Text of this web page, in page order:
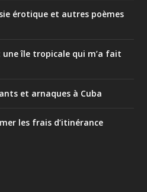
érotique et autres poèmes
une île tropicale qui m’a fait
et arnaques à Cuba
les frais d’itinérance